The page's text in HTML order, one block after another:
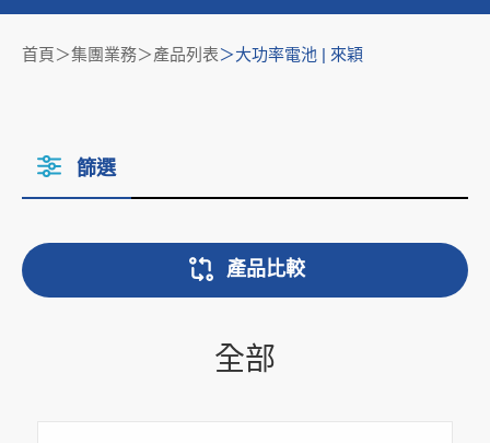
首頁 集團業務＞產品列表 大功率電池 | 來穎
篩選
產品比較
全部